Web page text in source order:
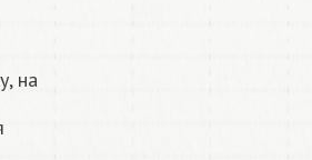
на